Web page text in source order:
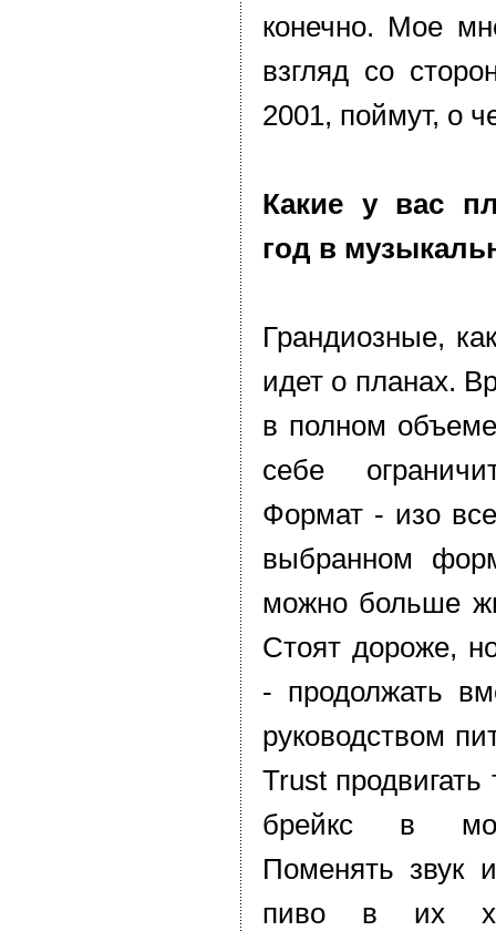
конечно. Мое
взгляд со
2001, поймут, о
Какие у вас
год в
Грандиозные,
идет о планах.
в полном
себе
Формат - изо
выбранном
можно больше
Стоят дороже,
- продолжать
руководством
Trust
брейкс в
Поменять звук
пиво в их